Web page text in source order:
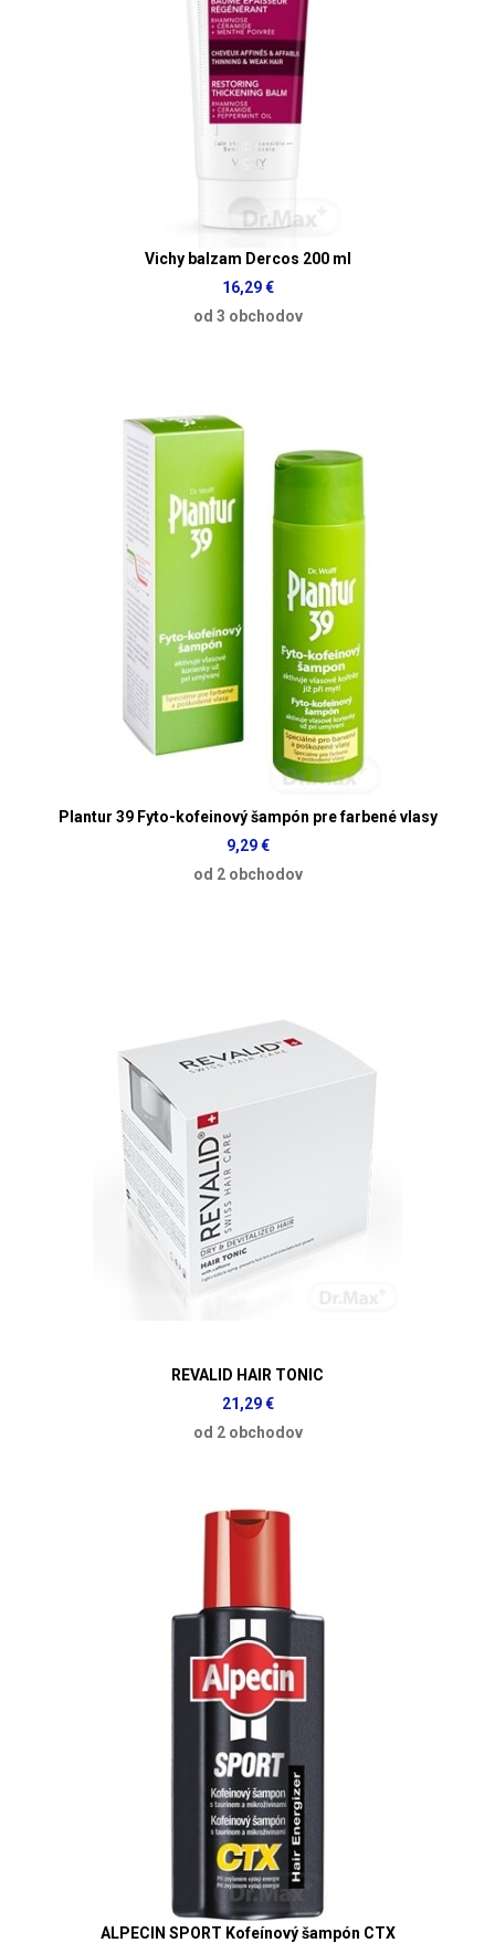
Vichy balzam Dercos 200 ml
16,29 €
od 3 obchodov
Plantur 39 Fyto-kofeinový šampón pre farbené vlasy
9,29 €
od 2 obchodov
REVALID HAIR TONIC
21,29 €
od 2 obchodov
ALPECIN SPORT Kofeínový šampón CTX